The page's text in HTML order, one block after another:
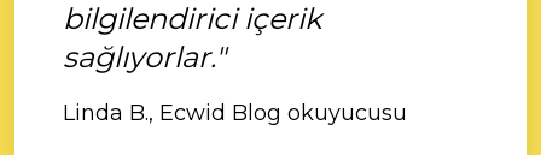
bilgilendirici içerik
sağlıyorlar."
Linda B., Ecwid Blog okuyucusu